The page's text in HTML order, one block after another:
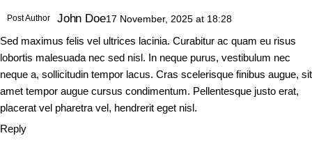
Post Author John Doe17 November, 2025 at 18:28
Sed maximus felis vel ultrices lacinia. Curabitur ac quam eu risus
lobortis malesuada nec sed nisl. In neque purus, vestibulum nec
neque a, sollicitudin tempor lacus. Cras scelerisque finibus augue, sit
amet tempor augue cursus condimentum. Pellentesque justo erat,
placerat vel pharetra vel, hendrerit eget nisl.
Reply